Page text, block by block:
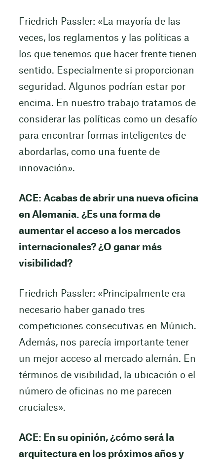
Friedrich Passler: «La mayoría de las
veces, los reglamentos y las políticas a
los que tenemos que hacer frente tienen
sentido. Especialmente si proporcionan
seguridad. Algunos podrían estar por
encima. En nuestro trabajo tratamos de
considerar las políticas como un desafío
para encontrar formas inteligentes de
abordarlas, como una fuente de
innovación».
ACE: Acabas de abrir una nueva oficina
en Alemania. ¿Es una forma de
aumentar el acceso a los mercados
internacionales? ¿O ganar más
visibilidad?
Friedrich Passler: «Principalmente era
necesario haber ganado tres
competiciones consecutivas en Múnich.
Además, nos parecía importante tener
un mejor acceso al mercado alemán. En
términos de visibilidad, la ubicación o el
número de oficinas no me parecen
cruciales».
ACE: En su opinión, ¿cómo será la
arquitectura en los próximos años y